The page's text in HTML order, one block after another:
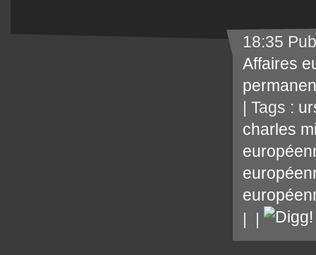
18:35
Affaires
| Tags :
charles
|
|